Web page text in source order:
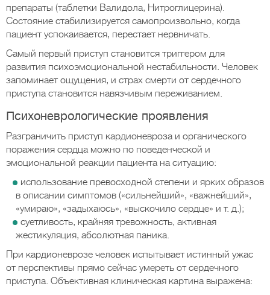
препараты (таблетки Валидола, Нитроглицерина).
Состояние стабилизируется самопроизвольно, когда
пациент успокаивается, перестает нервничать.
Самый первый приступ становится триггером для
развития психоэмоциональной нестабильности. Человек
запоминает ощущения, и страх смерти от сердечного
приступа становится навязчивым переживанием.
Психоневрологические проявления
Разграничить приступ кардионевроза и органического
поражения сердца можно по поведенческой и
эмоциональной реакции пациента на ситуацию:
использование превосходной степени и ярких образов
в описании симптомов («сильнейший», «важнейший»,
«умираю», «задыхаюсь», «выскочило сердце» и т. д.);
суетливость, крайняя тревожность, активная
жестикуляция, абсолютная паника.
При кардионеврозе человек испытывает истинный ужас
от перспективы прямо сейчас умереть от сердечного
приступа. Объективная клиническая картина выражена: